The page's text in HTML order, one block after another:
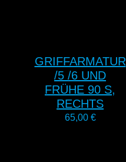
GRIFFARMATUR
/5 /6 UND
FRÜHE 90 S,
RECHTS
65,00 €